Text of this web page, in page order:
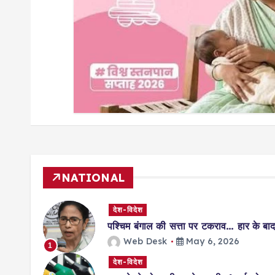
NATIONAL
1
देश-विदेश
पश्चिम बंगाल की सत्ता पर टकराव… हार के
Web Desk May 6, 2026
देश-विदेश